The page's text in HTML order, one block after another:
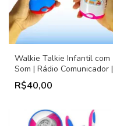
Walkie Talkie Infantil com
Som | Rádio Comunicador |
Brinquedo Educativo | Kit 2
Peças
R$40,00